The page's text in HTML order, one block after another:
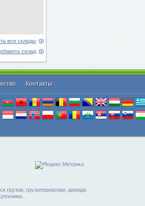
все склады
склад
Контакты
грузов, грузоперевозки, аренда